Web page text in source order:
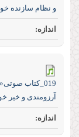
و نظام سازنده
019_کتاب
آرزومندی و